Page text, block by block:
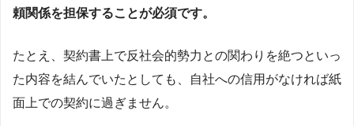
頼関係を担保することが必須です。
たとえ、契約書上で反社会的勢力との関わりを絶つといっ
た内容を結んでいたとしても、自社への信用がなければ紙
面上での契約に過ぎません。